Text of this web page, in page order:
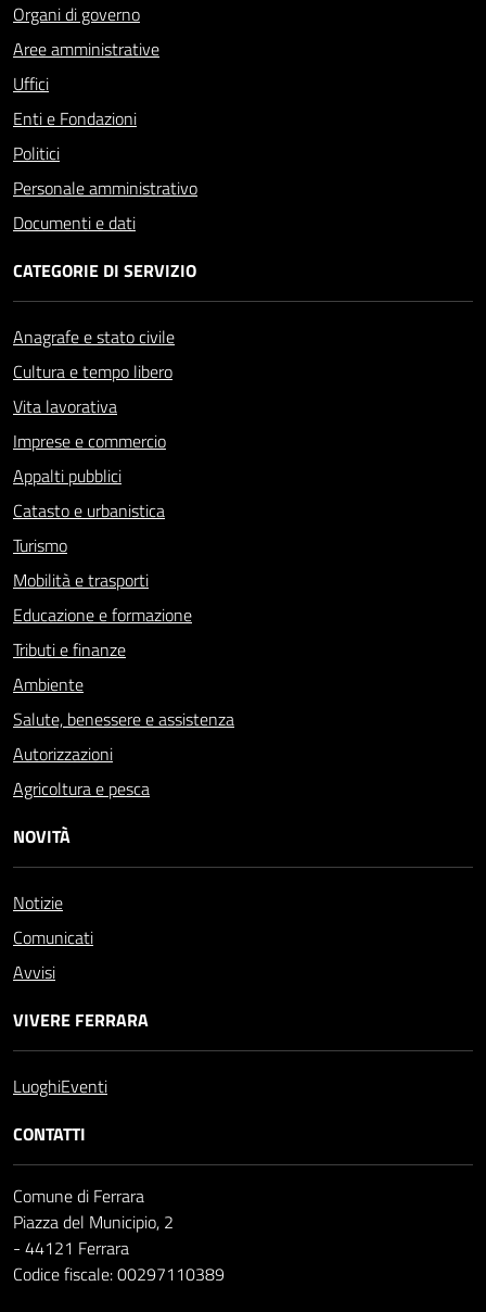
Organi di governo
Aree amministrative
Uffici
Enti e Fondazioni
Politici
Personale amministrativo
Documenti e dati
CATEGORIE DI SERVIZIO
Anagrafe e stato civile
Cultura e tempo libero
Vita lavorativa
Imprese e commercio
Appalti pubblici
Catasto e urbanistica
Turismo
Mobilità e trasporti
Educazione e formazione
Tributi e finanze
Ambiente
Salute, benessere e assistenza
Autorizzazioni
Agricoltura e pesca
NOVITÀ
Notizie
Comunicati
Avvisi
VIVERE FERRARA
LuoghiEventi
CONTATTI
Comune di Ferrara
Piazza del Municipio, 2
- 44121 Ferrara
Codice fiscale: 00297110389